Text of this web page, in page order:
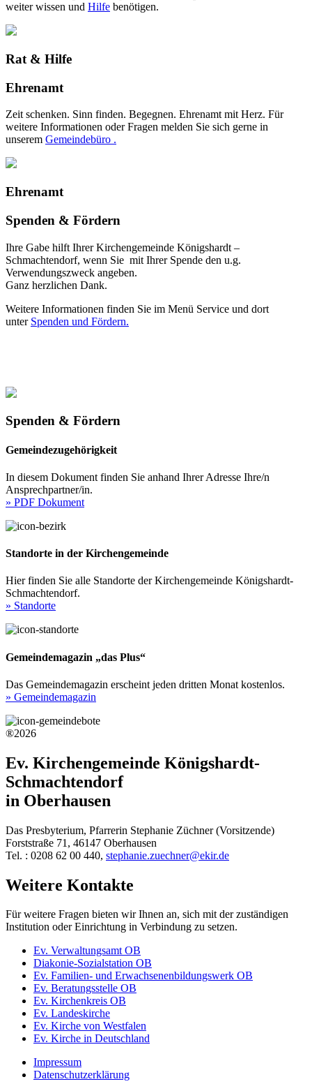
weiter wissen und Hilfe benötigen.
Rat & Hilfe
Ehrenamt
Zeit schenken. Sinn finden. Begegnen. Ehrenamt mit Herz. Für
weitere Informationen oder Fragen melden Sie sich gerne in
unserem Gemeindebüro .
Ehrenamt
Spenden & Fördern
Ihre Gabe hilft Ihrer Kirchengemeinde Königshardt –
Schmachtendorf, wenn Sie mit Ihrer Spende den u.g.
Verwendungszweck angeben.
Ganz herzlichen Dank.
Weitere Informationen finden Sie im Menü Service und dort
unter Spenden und Fördern.
Spenden & Fördern
Gemeindezugehörigkeit
In diesem Dokument finden Sie anhand Ihrer Adresse Ihre/n
Ansprechpartner/in.
» PDF Dokument
Standorte in der Kirchengemeinde
Hier finden Sie alle Standorte der Kirchengemeinde Königshardt-
Schmachtendorf.
» Standorte
Gemeindemagazin „das Plus“
Das Gemeindemagazin erscheint jeden dritten Monat kostenlos.
» Gemeindemagazin
®2026
Ev. Kirchengemeinde Königshardt-
Schmachtendorf
in Oberhausen
Das Presbyterium, Pfarrerin Stephanie Züchner (Vorsitzende)
Forststraße 71, 46147 Oberhausen
Tel. : 0208 62 00 440, stephanie.zuechner@ekir.de
Weitere Kontakte
Für weitere Fragen bieten wir Ihnen an, sich mit der zuständigen
Institution oder Einrichtung in Verbindung zu setzen.
Ev. Verwaltungsamt OB
Diakonie-Sozialstation OB
Ev. Familien- und Erwachsenenbildungswerk OB
Ev. Beratungsstelle OB
Ev. Kirchenkreis OB
Ev. Landeskirche
Ev. Kirche von Westfalen
Ev. Kirche in Deutschland
Impressum
Datenschutzerklärung